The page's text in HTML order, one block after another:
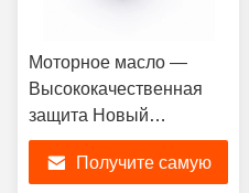
Моторное масло —
Высококачественная
защита Новый
регулирующий клапан
всасывания топливного
Получите самую